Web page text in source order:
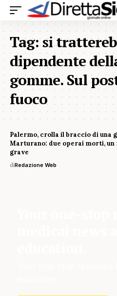
Tag:si
dipendente
gomme. Sul
fuoco
Palermo, crolla il braccio di una
Marturano: due operai morti,
grave
diRedazione Web